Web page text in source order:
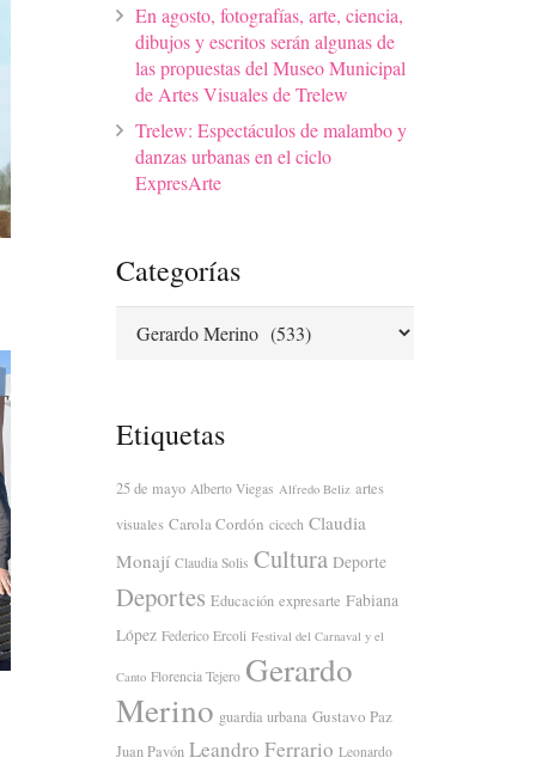
En agosto, fotografías, arte, ciencia,
dibujos y escritos serán algunas de
las propuestas del Museo Municipal
de Artes Visuales de Trelew
Trelew: Espectáculos de malambo y
danzas urbanas en el ciclo
ExpresArte
Categorías
Categorías
Etiquetas
25 de mayo Alberto Viegas Alfredo Beliz artes
visuales Carola Cordón cicech Claudia
Monají Claudia Solis Cultura Deporte
Deportes Educación expresarte Fabiana
López Federico Ercoli Festival del Carnaval y el
Canto Florencia Tejero Gerardo
Merino guardia urbana Gustavo Paz
Juan Pavón Leandro Ferrario Leonardo